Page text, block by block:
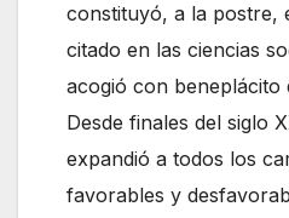
constituyó, a la postre,
citado en las ciencias
acogió con beneplácito
Desde finales del siglo
expandió a todos los
favorables y